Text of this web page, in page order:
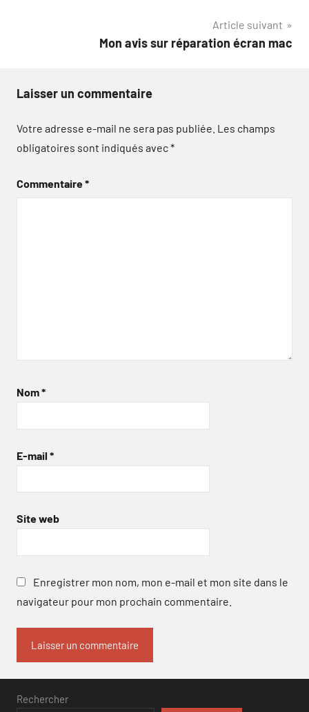
Article suivant
Mon avis sur réparation écran mac
Laisser un commentaire
Votre adresse e-mail ne sera pas publiée. Les champs
obligatoires sont indiqués avec*
Commentaire*
Nom*
E-mail *
Site web
Enregistrer mon nom, mon e-mail et mon site dans le
navigateur pour mon prochain commentaire.
Rechercher